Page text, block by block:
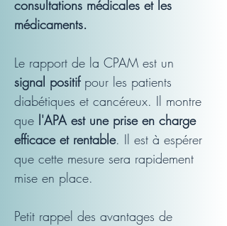
consultations médicales et les
médicaments.
Le rapport de la CPAM est un
signal positif pour les patients
diabétiques et cancéreux. Il montre
que l'APA est une prise en charge
efficace et rentable. Il est à espérer
que cette mesure sera rapidement
mise en place.
Petit rappel des avantages de